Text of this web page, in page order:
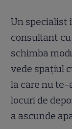
Un specialist
consultant
schimba
vede spațiul
la care nu te-
locuri de
a ascunde